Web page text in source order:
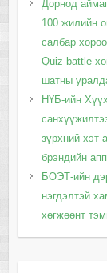
Дорнод
100 жилийн
салбар
Quiz battle
шатны
НҮБ-ийн
зүрхний хэт
брэндийн
БОЭТ-ийн
нэгдэлтэй
хөгжөөнт